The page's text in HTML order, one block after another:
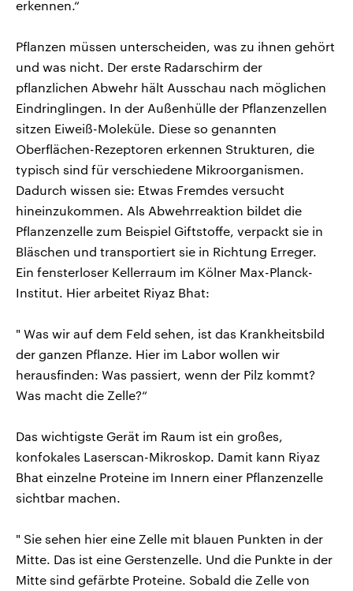
erkennen.“
Pflanzen müssen unterscheiden, was zu ihnen gehört
und was nicht. Der erste Radarschirm der
pflanzlichen Abwehr hält Ausschau nach möglichen
Eindringlingen. In der Außenhülle der Pflanzenzellen
sitzen Eiweiß-Moleküle. Diese so genannten
Oberflächen-Rezeptoren erkennen Strukturen, die
typisch sind für verschiedene Mikroorganismen.
Dadurch wissen sie: Etwas Fremdes versucht
hineinzukommen. Als Abwehrreaktion bildet die
Pflanzenzelle zum Beispiel Giftstoffe, verpackt sie in
Bläschen und transportiert sie in Richtung Erreger.
Ein fensterloser Kellerraum im Kölner Max-Planck-
Institut. Hier arbeitet Riyaz Bhat:
" Was wir auf dem Feld sehen, ist das Krankheitsbild
der ganzen Pflanze. Hier im Labor wollen wir
herausfinden: Was passiert, wenn der Pilz kommt?
Was macht die Zelle?“
Das wichtigste Gerät im Raum ist ein großes,
konfokales Laserscan-Mikroskop. Damit kann Riyaz
Bhat einzelne Proteine im Innern einer Pflanzenzelle
sichtbar machen.
" Sie sehen hier eine Zelle mit blauen Punkten in der
Mitte. Das ist eine Gerstenzelle. Und die Punkte in der
Mitte sind gefärbte Proteine. Sobald die Zelle von